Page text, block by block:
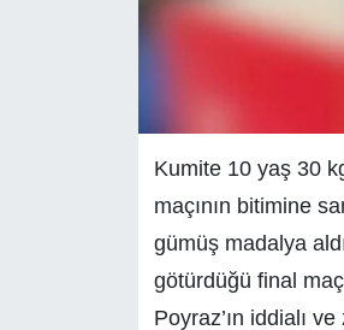
Kumite 10 yaş 30
maçının bitimine
gümüş madalya
götürdüğü final
Poyraz’ın iddialı